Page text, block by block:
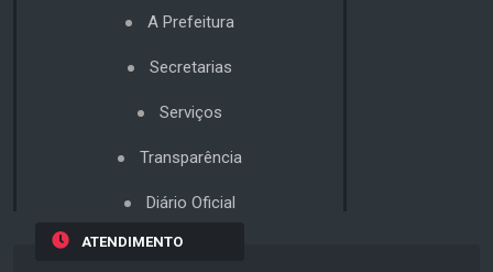
A Prefeitura
Secretarias
Serviços
Transparência
Diário Oficial
ATENDIMENTO